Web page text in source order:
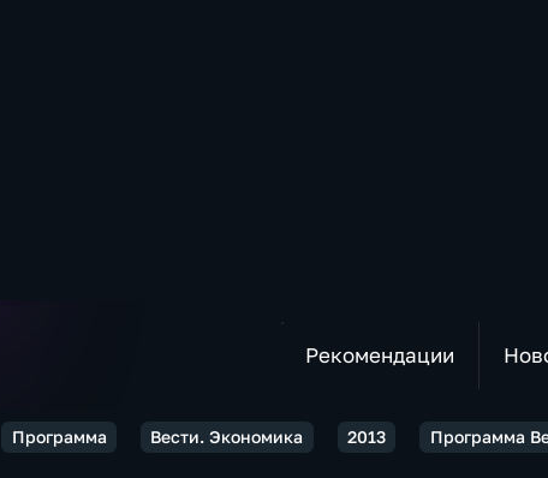
Рекомендации
Программа Вести. Экономика 2013 Программа